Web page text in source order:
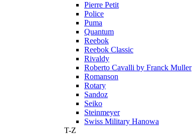
Pierre Petit
Police
Puma
Quantum
Reebok
Reebok Classic
Rivaldy
Roberto Cavalli by Franck Muller
Romanson
Rotary
Sandoz
Seiko
Steinmeyer
Swiss Military Hanowa
T-Z